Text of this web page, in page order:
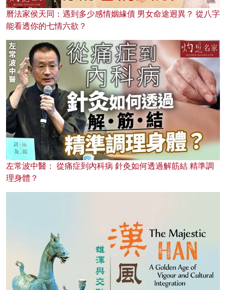
曆法家侯天同：遇到多少感情姻緣債 男女命途迥異？ 從八字
能看透你的七情六欲？
左常波中醫： 從痛症到內科病 針灸如何透過解筋結 精準調
理身體？